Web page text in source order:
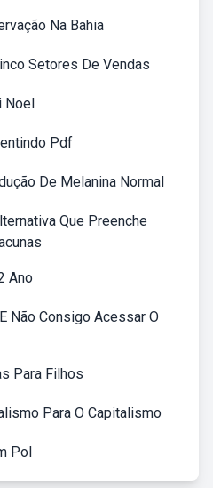
Na Bahia
Setores De Vendas
Noel
Pdf
De Melanina Normal
Que Preenche
Ano
Não Consigo Acessar O
Para Filhos
Para O Capitalismo
Pol